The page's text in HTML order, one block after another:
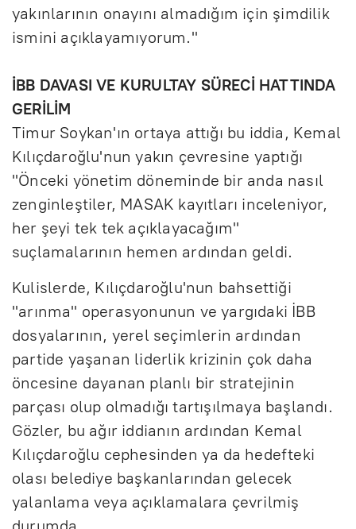
yakınlarının onayını almadığım için şimdilik
ismini açıklayamıyorum."
İBB DAVASI VE KURULTAY SÜRECİ HATTINDA
GERİLİM
Timur Soykan'ın ortaya attığı bu iddia, Kemal
Kılıçdaroğlu'nun yakın çevresine yaptığı
"Önceki yönetim döneminde bir anda nasıl
zenginleştiler, MASAK kayıtları inceleniyor,
her şeyi tek tek açıklayacağım"
suçlamalarının hemen ardından geldi.
Kulislerde, Kılıçdaroğlu'nun bahsettiği
"arınma" operasyonunun ve yargıdaki İBB
dosyalarının, yerel seçimlerin ardından
partide yaşanan liderlik krizinin çok daha
öncesine dayanan planlı bir stratejinin
parçası olup olmadığı tartışılmaya başlandı.
Gözler, bu ağır iddianın ardından Kemal
Kılıçdaroğlu cephesinden ya da hedefteki
olası belediye başkanlarından gelecek
yalanlama veya açıklamalara çevrilmiş